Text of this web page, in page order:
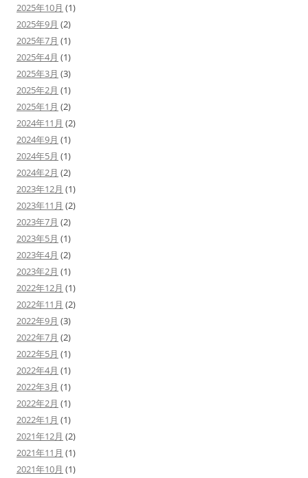
2025年10月 (1)
2025年9月 (2)
2025年7月 (1)
2025年4月 (1)
2025年3月 (3)
2025年2月 (1)
2025年1月 (2)
2024年11月 (2)
2024年9月 (1)
2024年5月 (1)
2024年2月 (2)
2023年12月 (1)
2023年11月 (2)
2023年7月 (2)
2023年5月 (1)
2023年4月 (2)
2023年2月 (1)
2022年12月 (1)
2022年11月 (2)
2022年9月 (3)
2022年7月 (2)
2022年5月 (1)
2022年4月 (1)
2022年3月 (1)
2022年2月 (1)
2022年1月 (1)
2021年12月 (2)
2021年11月 (1)
2021年10月 (1)